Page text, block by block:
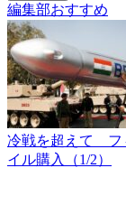
編集部おすすめ
冷戦を超えて フ
イル購入（1/2）